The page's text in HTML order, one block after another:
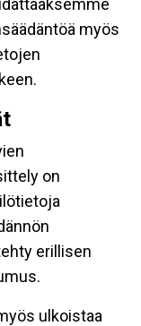
myös
on
erillisen
ulkoistaa